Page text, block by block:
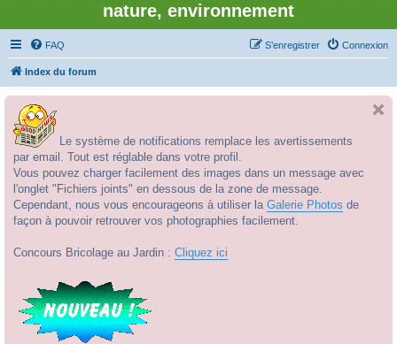
nature, environnement
FAQ Connexion
S’enregistrer
Index du forum
Le système de notifications remplace les avertissements
par email. Tout est réglable dans votre profil.
Vous pouvez charger facilement des images dans un message avec
l'onglet "Fichiers joints" en dessous de la zone de message.
Cependant, nous vous encourageons à utiliser la Galerie Photos de
façon à pouvoir retrouver vos photographies facilement.
Concours Bricolage au Jardin : Cliquez ici